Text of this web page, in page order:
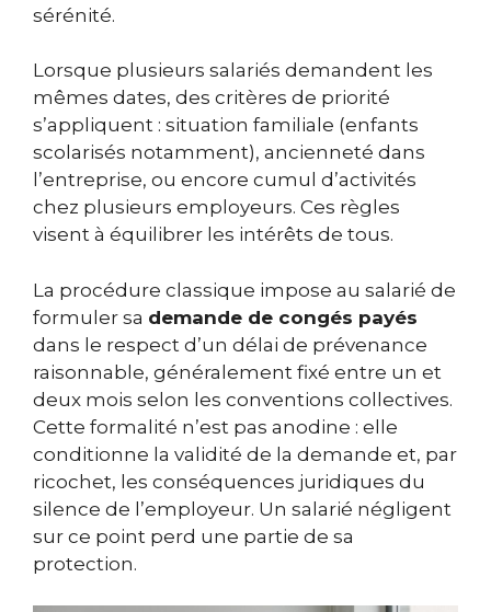
sérénité.
Lorsque plusieurs salariés demandent les
mêmes dates, des critères de priorité
s’appliquent : situation familiale (enfants
scolarisés notamment), ancienneté dans
l’entreprise, ou encore cumul d’activités
chez plusieurs employeurs. Ces règles
visent à équilibrer les intérêts de tous.
La procédure classique impose au salarié de
formuler sa demande de congés payés
dans le respect d’un délai de prévenance
raisonnable, généralement fixé entre un et
deux mois selon les conventions collectives.
Cette formalité n’est pas anodine : elle
conditionne la validité de la demande et, par
ricochet, les conséquences juridiques du
silence de l’employeur. Un salarié négligent
sur ce point perd une partie de sa
protection.